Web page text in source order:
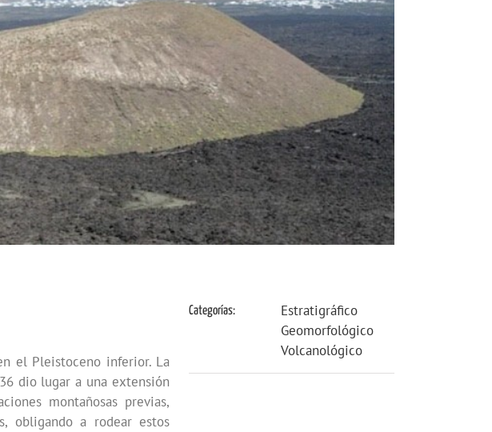
el Pleistoceno inferior. La
dio lugar a una extensión
montañosas previas,
obligando a rodear estos
Categorías:
Estratigráfico
Geomorfológico
Volcanológico